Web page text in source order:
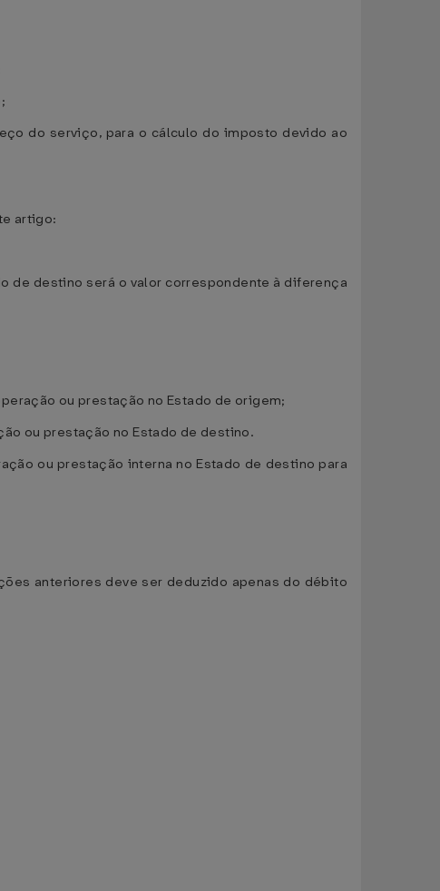
do serviço, para o cálculo do imposto devido ao
artigo:
de destino será o valor correspondente à diferença
ou prestação no Estado de origem;
ou prestação no Estado de destino.
ou prestação interna no Estado de destino para
anteriores deve ser deduzido apenas do débito